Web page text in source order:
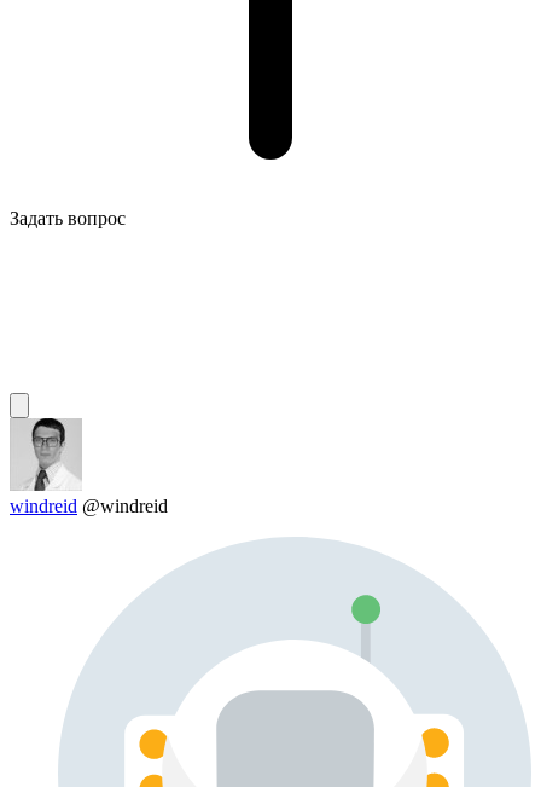
Задать вопрос
windreid @windreid